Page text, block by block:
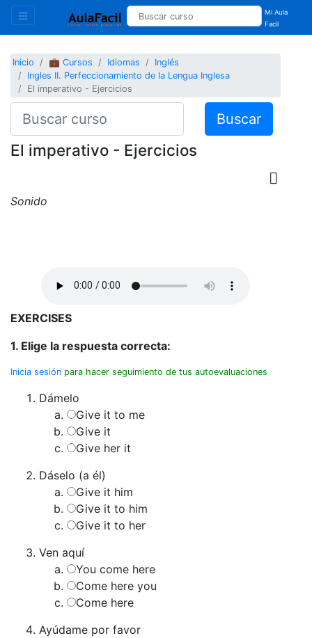
Mi Aula
Facil
Inicio 💼 Cursos Idiomas
Inglés
Ingles II. Perfeccionamiento de la Lengua Inglesa
El imperativo - Ejercicios
Buscar
El imperativo - Ejercicios
Sonido
EXERCISES
1. Elige la respuesta correcta:
Inicia sesión para hacer seguimiento de tus autoevaluaciones
Dámelo
Give it to me
Give it
Give her it
Dáselo (a él)
Give it him
Give it to him
Give it to her
Ven aquí
You come here
Come here you
Come here
Ayúdame por favor